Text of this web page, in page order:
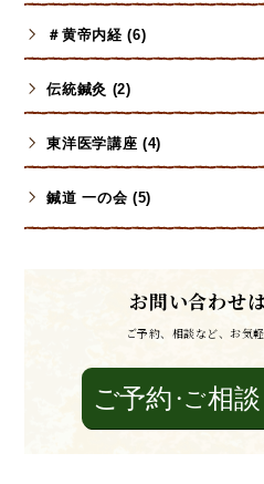
＃黄帝内経 (6)
伝統鍼灸 (2)
東洋医学講座 (4)
鍼道 一の会 (5)
お問い合わせ
ご予約、相談など、お気